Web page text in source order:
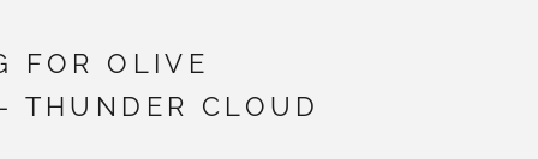
FOR OLIVE
THUNDER CLOUD